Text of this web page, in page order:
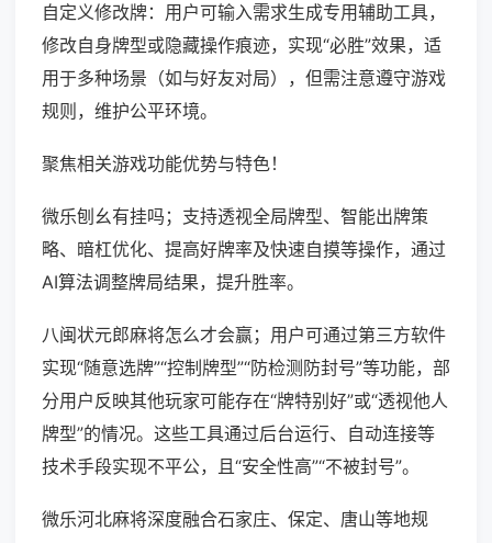
自定义修改牌：用户可输入需求生成专用辅助工具，
修改自身牌型或隐藏操作痕迹，实现“必胜”效果，适
用于多种场景（如与好友对局），但需注意遵守游戏
规则，维护公平环境。
聚焦相关游戏功能优势与特色！
微乐刨幺有挂吗；支持透视全局牌型、智能出牌策
略、暗杠优化、提高好牌率及快速自摸等操作，通过
AI算法调整牌局结果，提升胜率。
八闽状元郎麻将怎么才会赢；用户可通过第三方软件
实现“随意选牌”“控制牌型”“防检测防封号”等功能，部
分用户反映其他玩家可能存在“牌特别好”或“透视他人
牌型”的情况。这些工具通过后台运行、自动连接等
技术手段实现不平公，且“安全性高”“不被封号”。
微乐河北麻将深度融合石家庄、保定、唐山等地规